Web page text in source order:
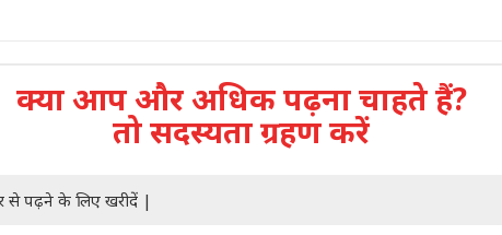
क्या आप और अधिक पढ़ना चाहते हैं?
तो सदस्यता ग्रहण करें
से पढ़ने के लिए खरीदें |